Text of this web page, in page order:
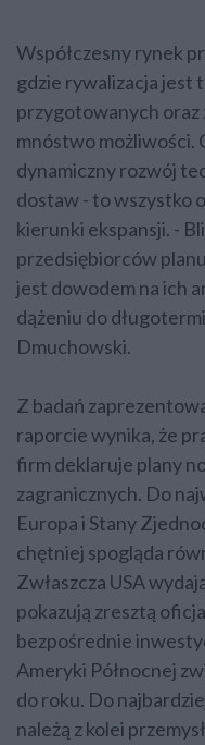
Współczesny rynek
gdzie rywalizacja jest
przygotowanych
mnóstwo możliwości.
dynamiczny rozwój
dostaw - to wszystko
kierunki ekspansji. -
przedsiębiorców
jest dowodem na ich
dążeniu do
Dmuchowski.
Z badań
raporcie wynika, że
firm deklaruje plany
zagranicznych. Do
Europa i Stany
chętniej spogląda
Zwłaszcza USA
pokazują zresztą
bezpośrednie
Ameryki Północnej
do roku. Do
należą z kolei